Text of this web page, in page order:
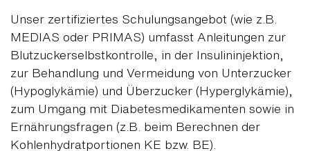
Unser zertifiziertes Schulungsangebot (wie z.B.
MEDIAS oder PRIMAS) umfasst Anleitungen zur
Blutzuckerselbstkontrolle, in der Insulininjektion,
zur Behandlung und Vermeidung von Unterzucker
(Hypoglykämie) und Überzucker (Hyperglykämie),
zum Umgang mit Diabetesmedikamenten sowie in
Ernährungsfragen (z.B. beim Berechnen der
Kohlenhydratportionen KE bzw. BE).